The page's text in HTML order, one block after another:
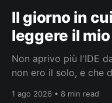
Il giorno in
leggere il
Non aprivo più l'IDE
non ero il solo, e che
1 ago 2026 • 8 min read